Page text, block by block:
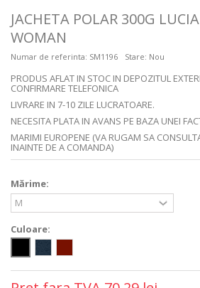
JACHETA POLAR 300G
WOMAN
Numar de referinta: SM1196 Stare: Nou
PRODUS AFLAT IN STOC IN DEPOZITUL
CONFIRMARE TELEFONICA
LIVRARE IN 7-10 ZILE LUCRATOARE.
NECESITA PLATA IN AVANS PE BAZA UNEI
MARIMI EUROPENE (VA RUGAM SA
INAINTE DE A COMANDA)
Mărime:
Culoare: